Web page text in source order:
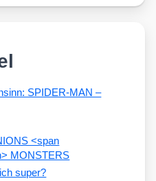
SPIDER-MAN –
<span
MONSTERS
super?